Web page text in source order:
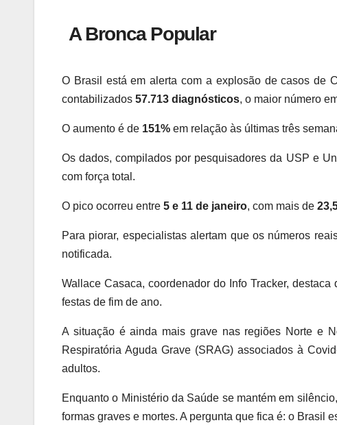
A Bronca Popular
O Brasil está em alerta com a explosão de casos de
contabilizados 57.713 diagnósticos, o maior número
O aumento é de 151% em relação às últimas três
Os dados, compilados por pesquisadores da USP e
com força total.
O pico ocorreu entre 5 e 11 de janeiro, com mais de
Para piorar, especialistas alertam que os números
notificada.
Wallace Casaca, coordenador do Info Tracker,
festas de fim de ano.
A situação é ainda mais grave nas regiões Norte e
Respiratória Aguda Grave (SRAG) associados à
adultos.
Enquanto o Ministério da Saúde se mantém em
formas graves e mortes. A pergunta que fica é: o Brasil